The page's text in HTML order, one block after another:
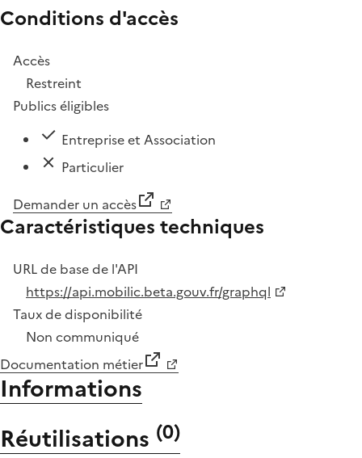
Conditions d'accès
Accès
Restreint
Publics éligibles
Entreprise et Association
Particulier
Demander un accès
Caractéristiques techniques
URL de base de l'API
https://api.mobilic.beta.gouv.fr/graphql
Taux de disponibilité
Non communiqué
Documentation métier
Informations
Réutilisations (0)